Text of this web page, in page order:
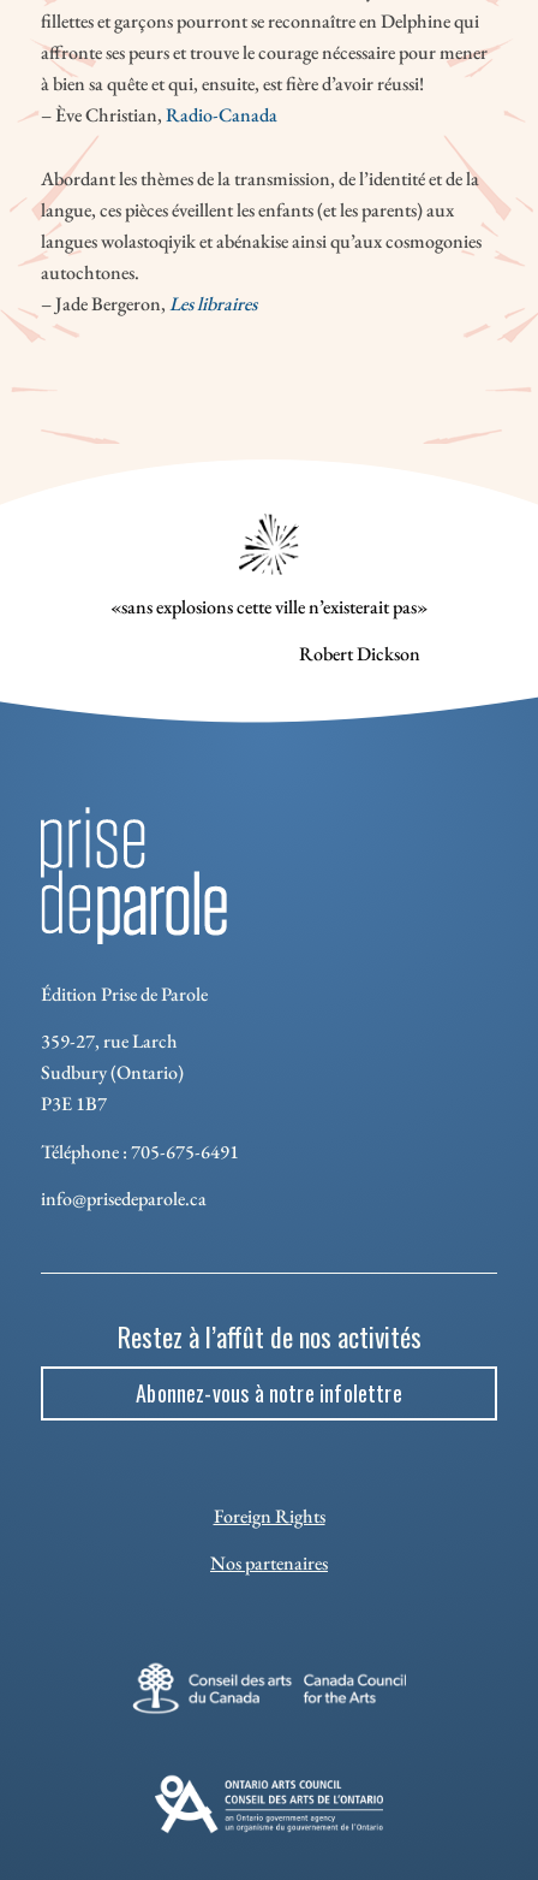
fillettes et garçons pourront se reconnaître en Delphine qui
affronte ses peurs et trouve le courage nécessaire pour mener
à bien sa quête et qui, ensuite, est fière d’avoir réussi!
– Ève Christian,Radio-Canada
Abordant les thèmes de la transmission, de l’identité et de la
langue, ces pièces éveillent les enfants (et les parents) aux
langues wolastoqiyik et abénakise ainsi qu’aux cosmogonies
autochtones.
– Jade Bergeron,Les libraires
«sans explosions cette ville n’existerait pas»
Robert Dickson
Édition Prise de Parole
359-27, rue Larch
Sudbury (Ontario)
P3E 1B7
Téléphone : 705-675-6491
info@prisedeparole.ca
Restez à l’affût de nos activités
Abonnez-vous à notre infolettre
Foreign Rights
Nos partenaires